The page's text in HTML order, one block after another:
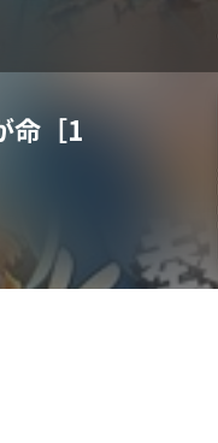
命［1